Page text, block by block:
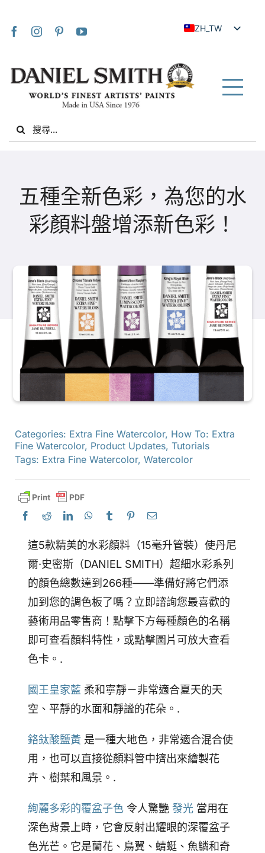
ZH_TW
FR
UK
VI
ZH
關於我們
產品
活動
部落格
尋找零售商
聯絡我們
Search
for:
五種全新色彩，為您的水
彩顏料盤增添新色彩！
Categories: Extra Fine Watercolor, How To: Extra
Fine Watercolor, Product Updates, Tutorials
Tags: Extra Fine Watercolor, Watercolor
這5款精美的水彩顏料（15毫升管裝）使丹尼
爾·史密斯（DANIEL SMITH）超細水彩系列
的顏色總數達到266種——準備好將它們添
加到您的調色板了嗎？立即諮詢您最喜歡的
藝術用品零售商！點擊下方每種顏色的名稱
即可查看顏料特性，或點擊圖片可放大查看
色卡。.
國王皇家藍 柔和寧靜－非常適合夏天的天
空、平靜的水面和靜謐的花朵。.
鉻鈦酸鹽黃 是一種大地色，非常適合混合使
用，也可以直接從顏料管中擠出來繪製花
卉、樹葉和風景。.
絢麗多彩的覆盆子色 令人驚艷發光 當用在
深色背景上時，它會反射出耀眼的深覆盆子
色光芒。它是蘭花、鳥翼、蜻蜓、魚鱗和奇